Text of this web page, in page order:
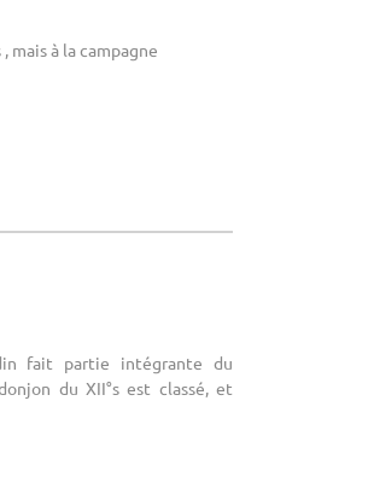
mais à la campagne
fait partie intégrante du
du XII°s est classé, et